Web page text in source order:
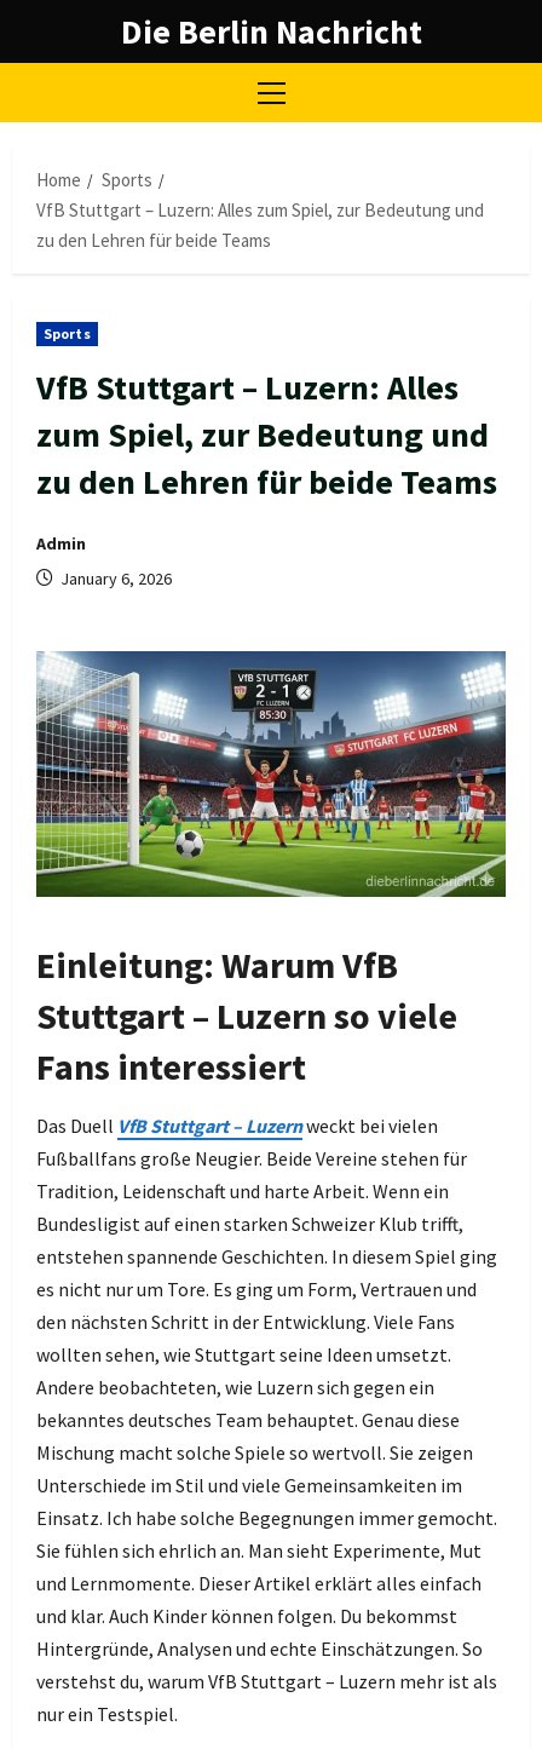
Die Berlin Nachricht
Primary
Home
Sports
VfB Stuttgart – Luzern: Alles zum Spiel, zur Bedeutung und
zu den Lehren für beide Teams
Sports
VfB Stuttgart – Luzern: Alles
zum Spiel, zur Bedeutung und
zu den Lehren für beide Teams
Admin
January 6, 2026
Einleitung: Warum VfB
Stuttgart – Luzern so viele
Fans interessiert
Das Duell VfB Stuttgart – Luzernweckt bei vielen
Fußballfans große Neugier. Beide Vereine stehen für
Tradition, Leidenschaft und harte Arbeit. Wenn ein
Bundesligist auf einen starken Schweizer Klub trifft,
entstehen spannende Geschichten. In diesem Spiel ging
es nicht nur um Tore. Es ging um Form, Vertrauen und
den nächsten Schritt in der Entwicklung. Viele Fans
wollten sehen, wie Stuttgart seine Ideen umsetzt.
Andere beobachteten, wie Luzern sich gegen ein
bekanntes deutsches Team behauptet. Genau diese
Mischung macht solche Spiele so wertvoll. Sie zeigen
Unterschiede im Stil und viele Gemeinsamkeiten im
Einsatz. Ich habe solche Begegnungen immer gemocht.
Sie fühlen sich ehrlich an. Man sieht Experimente, Mut
und Lernmomente. Dieser Artikel erklärt alles einfach
und klar. Auch Kinder können folgen. Du bekommst
Hintergründe, Analysen und echte Einschätzungen. So
verstehst du, warum VfB Stuttgart – Luzern mehr ist als
nur ein Testspiel.